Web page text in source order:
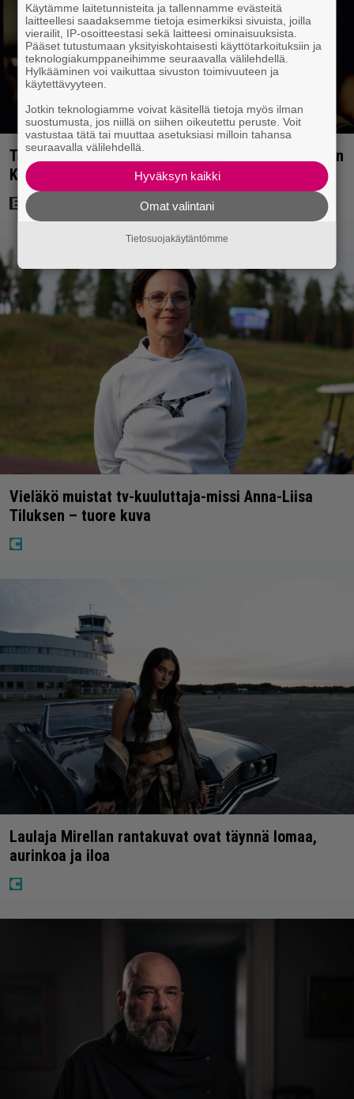
Tänään tv:ssä: Loistoleffa vuodelta 1999 – Stephen
King ja Tom Hanks laadun takeina
Vieläkö muistat tv-kuuluttaja-missi Anna-Liisa
Tiluksen – tuore kuva
Laulaja Mirellan rantakuvat ovat täynnä lomaa,
aurinkoa ja iloa
Käytämme laitetunnisteita ja tallennamme evästeitä
laitteellesi saadaksemme tietoja esimerkiksi sivuista, joilla
vierailit, IP-osoitteestasi sekä laitteesi ominaisuuksista.
Pääset tutustumaan yksityiskohtaisesti käyttötarkoituksiin ja
teknologiakumppaneihimme seuraavalla välilehdellä.
Hylkääminen voi vaikuttaa sivuston toimivuuteen ja
käytettävyyteen.
Jotkin teknologiamme voivat käsitellä tietoja myös ilman
suostumusta, jos niillä on siihen oikeutettu peruste. Voit
vastustaa tätä tai muuttaa asetuksiasi milloin tahansa
seuraavalla välilehdellä.
Hyväksyn kaikki
Omat valintani
Tietosuojakäytäntömme